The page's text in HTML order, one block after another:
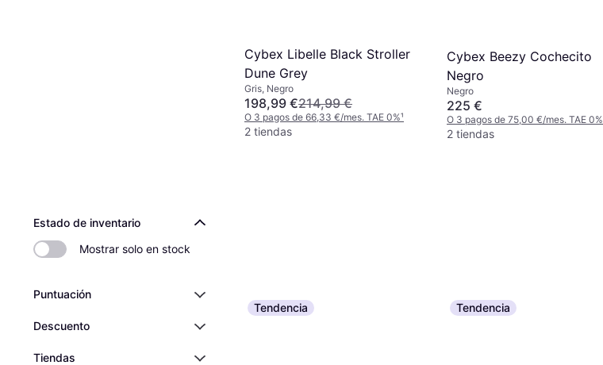
Estado de inventario
Mostrar solo en stock
Puntuación
Descuento
Tiendas
Cybex Libelle Black Stroller
Dune Grey
Gris, Negro
198,99 €214,99 €
O 3 pagos de 66,33 €/mes. TAE 0%¹
2 tiendas
Cybex Beezy Cochecito
Negro
Negro
225 €
O 3 pagos de 75,00 €/mes. TAE 0%
2 tiendas
Tendencia Tendencia